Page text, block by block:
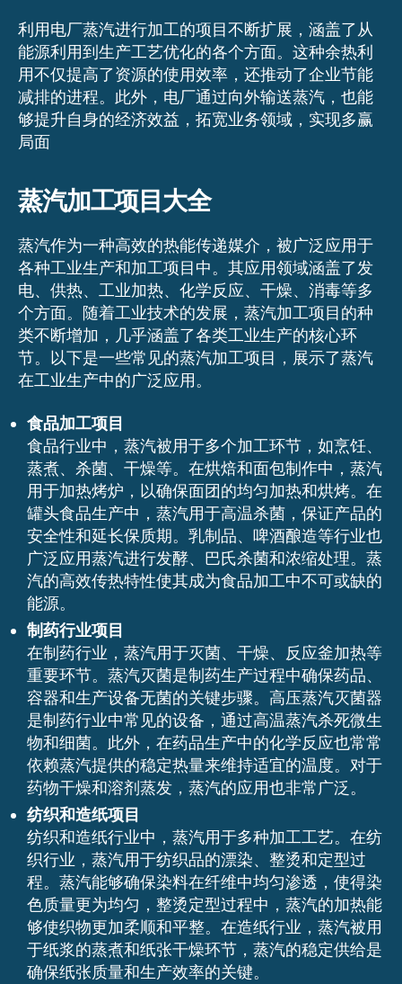
利用电厂蒸汽进行加工的项目不断扩展，涵盖了从
能源利用到生产工艺优化的各个方面。这种余热利
用不仅提高了资源的使用效率，还推动了企业节能
减排的进程。此外，电厂通过向外输送蒸汽，也能
够提升自身的经济效益，拓宽业务领域，实现多赢
局面
蒸汽加工项目大全
蒸汽作为一种高效的热能传递媒介，被广泛应用于
各种工业生产和加工项目中。其应用领域涵盖了发
电、供热、工业加热、化学反应、干燥、消毒等多
个方面。随着工业技术的发展，蒸汽加工项目的种
类不断增加，几乎涵盖了各类工业生产的核心环
节。以下是一些常见的蒸汽加工项目，展示了蒸汽
在工业生产中的广泛应用。
食品加工项目
食品行业中，蒸汽被用于多个加工环节，如烹饪、
蒸煮、杀菌、干燥等。在烘焙和面包制作中，蒸汽
用于加热烤炉，以确保面团的均匀加热和烘烤。在
罐头食品生产中，蒸汽用于高温杀菌，保证产品的
安全性和延长保质期。乳制品、啤酒酿造等行业也
广泛应用蒸汽进行发酵、巴氏杀菌和浓缩处理。蒸
汽的高效传热特性使其成为食品加工中不可或缺的
能源。
制药行业项目
在制药行业，蒸汽用于灭菌、干燥、反应釜加热等
重要环节。蒸汽灭菌是制药生产过程中确保药品、
容器和生产设备无菌的关键步骤。高压蒸汽灭菌器
是制药行业中常见的设备，通过高温蒸汽杀死微生
物和细菌。此外，在药品生产中的化学反应也常常
依赖蒸汽提供的稳定热量来维持适宜的温度。对于
药物干燥和溶剂蒸发，蒸汽的应用也非常广泛。
纺织和造纸项目
纺织和造纸行业中，蒸汽用于多种加工工艺。在纺
织行业，蒸汽用于纺织品的漂染、整烫和定型过
程。蒸汽能够确保染料在纤维中均匀渗透，使得染
色质量更为均匀，整烫定型过程中，蒸汽的加热能
够使织物更加柔顺和平整。在造纸行业，蒸汽被用
于纸浆的蒸煮和纸张干燥环节，蒸汽的稳定供给是
确保纸张质量和生产效率的关键。